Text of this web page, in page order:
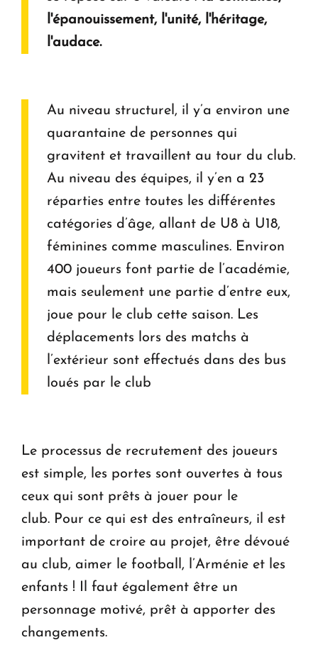
l'épanouissement, l'unité, l'héritage,
l'audace.
Au niveau structurel, il y’a environ une
quarantaine de personnes qui
gravitent et travaillent au tour du club.
Au niveau des équipes, il y’en a 23
réparties entre toutes les différentes
catégories d’âge, allant de U8 à U18,
féminines comme masculines. Environ
400 joueurs font partie de l’académie,
mais seulement une partie d’entre eux,
joue pour le club cette saison. Les
déplacements lors des matchs à
l’extérieur sont effectués dans des bus
loués par le club
Le processus de recrutement des joueurs
est simple, les portes sont ouvertes à tous
ceux qui sont prêts à jouer pour le
club. Pour ce qui est des entraîneurs, il est
important de croire au projet, être dévoué
au club, aimer le football, l’Arménie et les
enfants ! Il faut également être un
personnage motivé, prêt à apporter des
changements.